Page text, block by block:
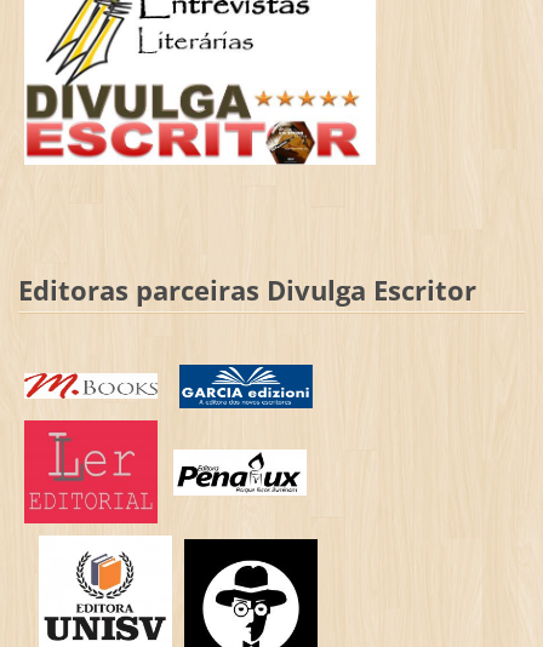
Editoras parceiras Divulga Escritor